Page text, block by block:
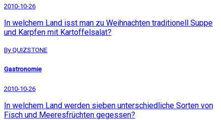
2010-10-26
In welchem Land isst man zu Weihnachten traditionell Suppe
und Karpfen mit Kartoffelsalat?
By QUIZSTONE
Gastronomie
2010-10-26
In welchem Land werden sieben unterschiedliche Sorten von
Fisch und Meeresfrüchten gegessen?